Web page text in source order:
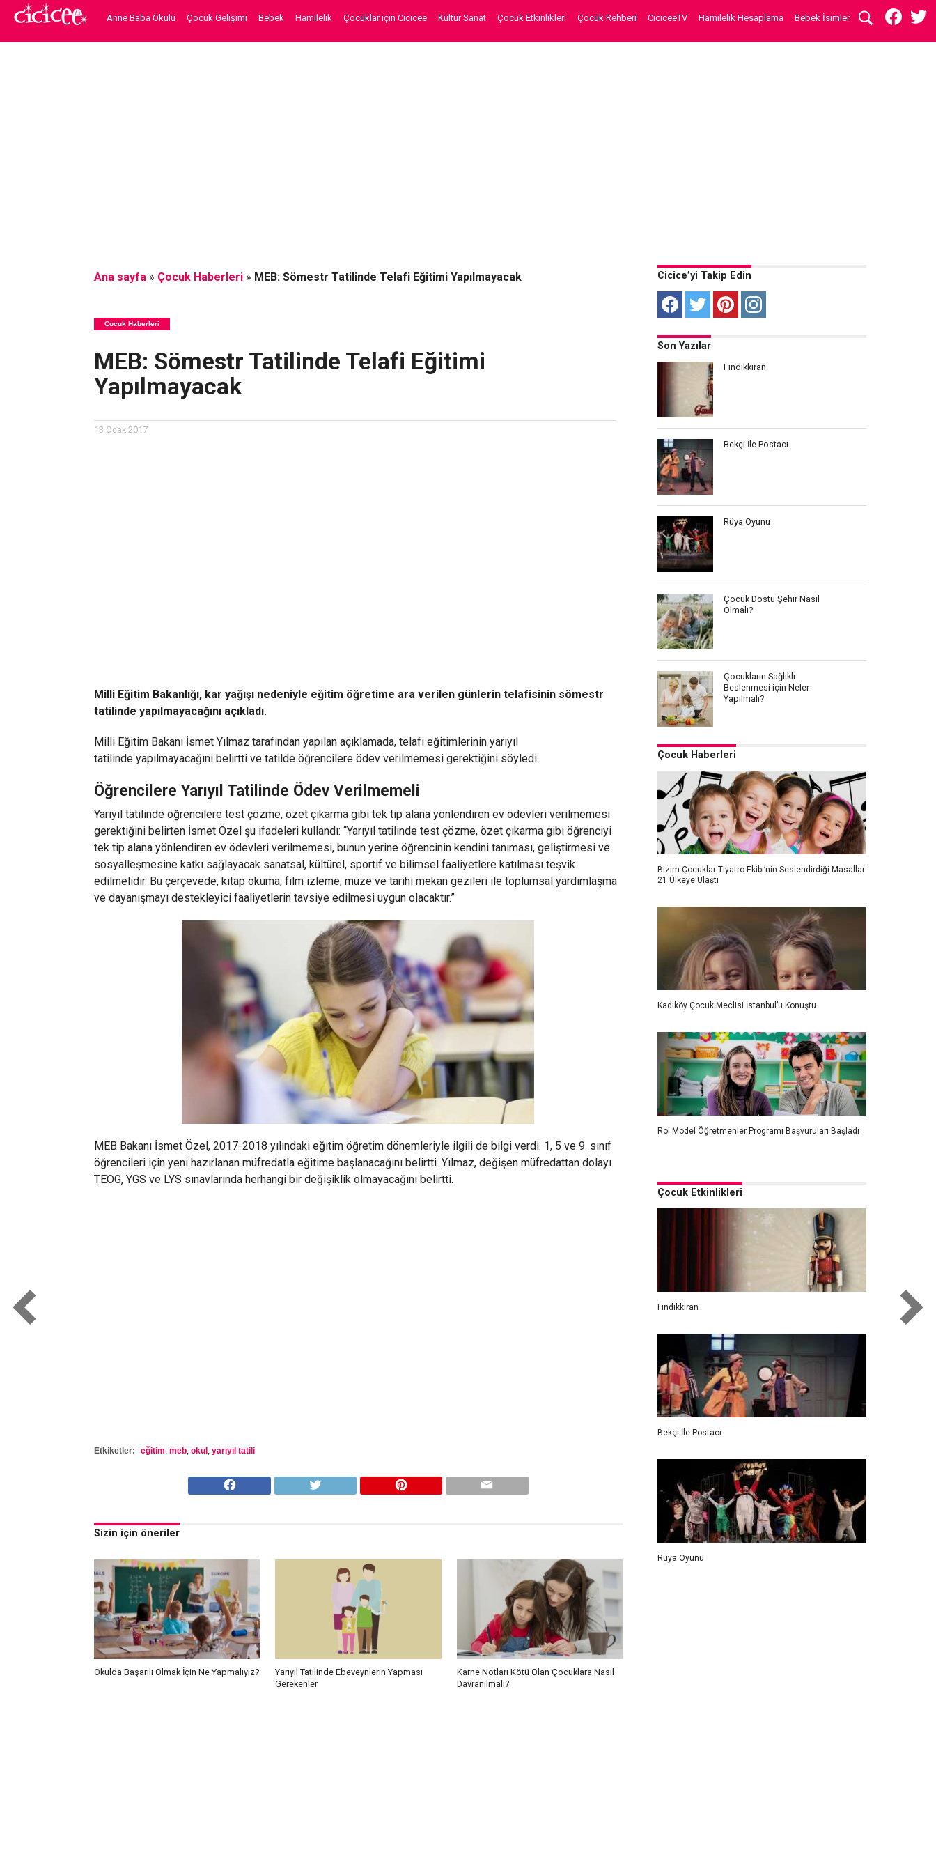
Anne Baba Okulu Çocuk Gelişimi Bebek Hamilelik Çocuklar için Cicicee Kültür Sanat Çocuk Etkinlikleri Çocuk Rehberi CiciceeTV Hamilelik Hesaplama Bebek İsimleri
Ana sayfa» Çocuk Haberleri» MEB: Sömestr Tatilinde Telafi Eğitimi Yapılmayacak
Çocuk Haberleri
MEB: Sömestr Tatilinde Telafi Eğitimi
Yapılmayacak
13 Ocak 2017
Milli Eğitim Bakanlığı, kar yağışı nedeniyle eğitim öğretime ara verilen günlerin telafisinin sömestr
tatilinde yapılmayacağını açıkladı.
Milli Eğitim Bakanı İsmet Yılmaz tarafından yapılan açıklamada, telafi eğitimlerinin yarıyıl
tatilinde yapılmayacağını belirtti ve tatilde öğrencilere ödev verilmemesi gerektiğini söyledi.
Öğrencilere Yarıyıl Tatilinde Ödev Verilmemeli
Yarıyıl tatilinde öğrencilere test çözme, özet çıkarma gibi tek tip alana yönlendiren ev ödevleri verilmemesi
gerektiğini belirten İsmet Özel şu ifadeleri kullandı: “Yarıyıl tatilinde test çözme, özet çıkarma gibi öğrenciyi
tek tip alana yönlendiren ev ödevleri verilmemesi, bunun yerine öğrencinin kendini tanıması, geliştirmesi ve
sosyalleşmesine katkı sağlayacak sanatsal, kültürel, sportif ve bilimsel faaliyetlere katılması teşvik
edilmelidir. Bu çerçevede, kitap okuma, film izleme, müze ve tarihi mekan gezileri ile toplumsal yardımlaşma
ve dayanışmayı destekleyici faaliyetlerin tavsiye edilmesi uygun olacaktır.”
MEB Bakanı İsmet Özel, 2017-2018 yılındaki eğitim öğretim dönemleriyle ilgili de bilgi verdi. 1, 5 ve 9. sınıf
öğrencileri için yeni hazırlanan müfredatla eğitime başlanacağını belirtti. Yılmaz, değişen müfredattan dolayı
TEOG, YGS ve LYS sınavlarında herhangi bir değişiklik olmayacağını belirtti.
Etkiketler: eğitim meb, okul, yarıyıl tatili
Sizin için öneriler
Okulda Başarılı Olmak İçin Ne Yapmalıyız?
Yarıyıl Tatilinde Ebeveynlerin Yapması
Gerekenler
Karne Notları Kötü Olan Çocuklara Nasıl
Davranılmalı?
Cicice’yi Takip Edin
Son Yazılar
Fındıkkıran
Bekçi İle Postacı
Rüya Oyunu
Çocuk Dostu Şehir Nasıl
Olmalı?
Çocukların Sağlıklı
Beslenmesi için Neler
Yapılmalı?
Çocuk Haberleri
Bizim Çocuklar Tiyatro Ekibi’nin Seslendirdiği Masallar
21 Ülkeye Ulaştı
Kadıköy Çocuk Meclisi İstanbul’u Konuştu
Rol Model Öğretmenler Programı Başvuruları Başladı
Çocuk Etkinlikleri
Fındıkkıran
Bekçi İle Postacı
Rüya Oyunu